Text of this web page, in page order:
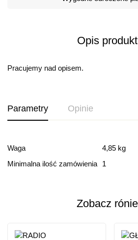
Opis
Pracujemy nad opisem.
Parametry Opinie
Waga
4,85 kg
Minimalna ilość zamówienia
1
Ocena i recenzja
Based on 0 Reviews
Ten produkt nie ma jeszcze opinii
Zobacz